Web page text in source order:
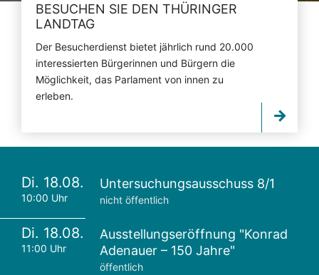
BESUCHEN SIE DEN THÜRINGER
LANDTAG
Der Besucherdienst bietet jährlich rund 20.000
interessierten Bürgerinnen und Bürgern die
Möglichkeit, das Parlament von innen zu
erleben.
Di. 18.08.
10:00 Uhr
Untersuchungsausschuss 8/1
nicht öffentlich
Di. 18.08.
11:00 Uhr
Ausstellungseröffnung "Konrad
Adenauer – 150 Jahre"
öffentlich